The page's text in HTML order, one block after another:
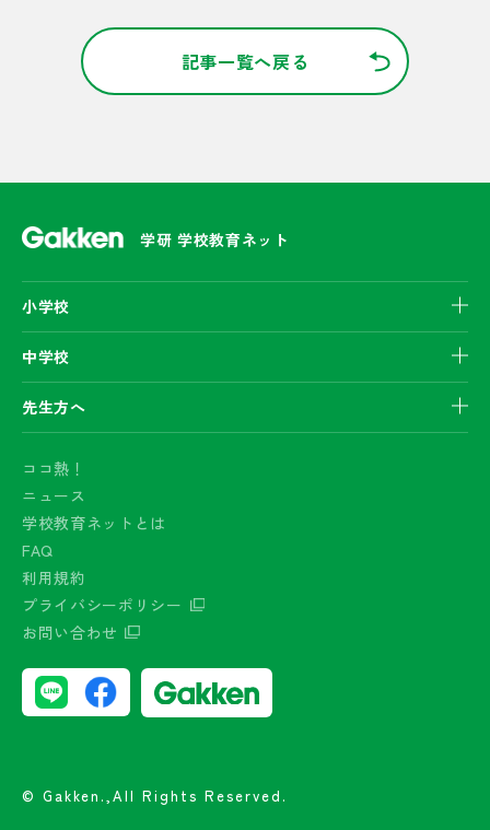
記事一覧へ戻る
学研 学校教育ネット
小学校
中学校
先生方へ
ココ熱！
ニュース
学校教育ネットとは
FAQ
利用規約
プライバシーポリシー
お問い合わせ
© Gakken.,All Rights Reserved.